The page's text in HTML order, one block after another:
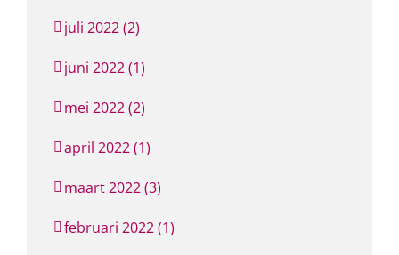
juli 2022 (2)
juni 2022 (1)
mei 2022 (2)
april 2022 (1)
maart 2022 (3)
februari 2022 (1)